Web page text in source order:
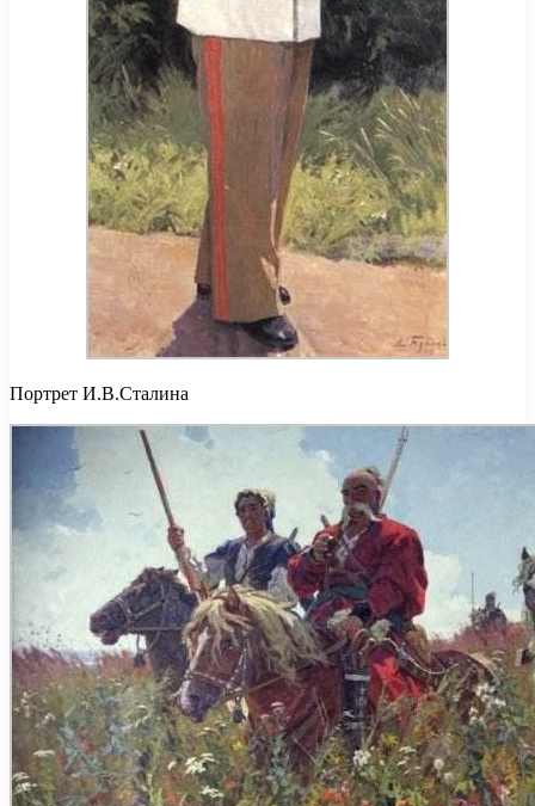
Портрет И.В.Сталина